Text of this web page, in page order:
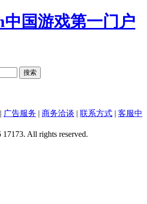
搜索
| 广告服务 | 商务洽谈 | 联系方式 | 客服中
All rights reserved.